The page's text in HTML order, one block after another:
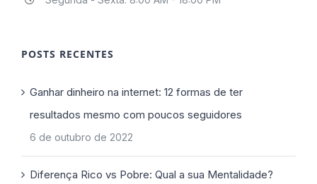
POSTS RECENTES
Ganhar dinheiro na internet: 12 formas de ter
resultados mesmo com poucos seguidores
6 de outubro de 2022
Diferença Rico vs Pobre: Qual a sua Mentalidade?